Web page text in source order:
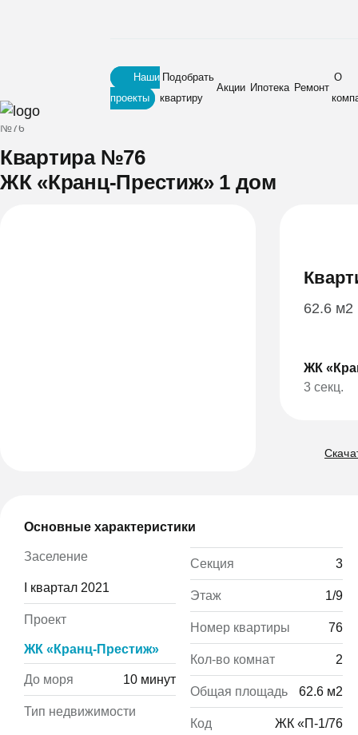
Наши
проекты
Подобрать
квартиру
Акции Ипотека Ремонт
О
Главная Новостройки•ЖК «Кранц-Престиж» 1 дом
№76
Квартира №76
ЖК «Кранц-Престиж» 1 дом
62.6 м2
ЖК
3 секц.
Основные характеристики
Заселение
I квартал 2021
Проект
ЖК «Кранц-Престиж»
До моря 10 минут
Тип недвижимости
Секция 3
Этаж 1/9
Номер квартиры 76
Кол-во комнат 2
Общая площадь 62.6 м2
Код ЖК «П-1/76